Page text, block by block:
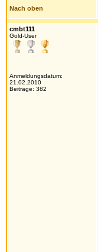
Nach oben
cmbt111
Gold-User
Anmeldungsdatum:
21.02.2010
Beiträge: 382